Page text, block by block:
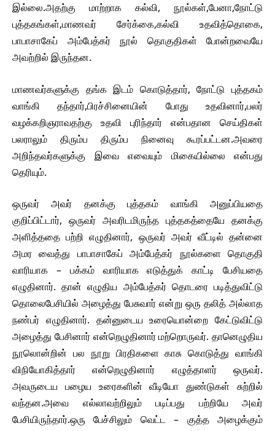
இல்லை.அதற்கு மாற்றாக கல்வி, நூல்கள்,பேனா,நோட்டு
புத்தகங்கள்,மாணவர் சேர்க்கை,கல்வி உதவித்தொகை,
பாபாசாகேப் அம்பேத்கர் நூல் தொகுதிகள் போன்றவையே
அவற்றில் இருந்தன.
மாணவர்களுக்கு தங்க இடம் கொடுத்தார், நோட்டு புத்தகம்
வாங்கி தந்தார்,பிரச்சினையின் போது உதவினார்,பலர்
வழக்கறிஞராவதற்கு உதவி புரிந்தார் என்பதான செய்திகள்
பலராலும் திரும்ப திரும்ப நினைவு கூரப்பட்டன.அவரை
அறிந்தவர்களுக்கு இவை எவையும் மிகையில்லை என்பது
தெரியும்.
ஒருவர் அவர் தனக்கு புத்தகம் வாங்கி அனுப்பியதை
குறிப்பிட்டார், ஒருவர் அவரிடமிருந்த புத்தகத்தையே தனக்கு
அளித்ததை பற்றி எழுதினார், ஒருவர் அவர் வீட்டில் தன்னை
அமர வைத்து பாபாசாகேப் அம்பேத்கர் நூல்களை தொகுதி
வாரியாக – பக்கம் வாரியாக எடுத்துக் காட்டி பேசியதை
எழுதினார். தான் எழுதிய அம்பேத்கர் தொடரை படித்துவிட்டு
தொலைபேசியில் அழைத்து பேசுவார் என்று ஒரு தலித் அல்லாத
நண்பர் எழுதினார். தன்னுடைய உரையொன்றை கேட்டுவிட்டு
அழைத்து பேசினார் என்றெழுதினார் மற்றொருவர். தானெழுதிய
நூலொன்றின் பல நூறு பிரதிகளை காசு கொடுத்து வாங்கி
விநியோகித்தார் என்றெழுதினார் எழுத்தாளர் ஒருவர்.
அவருடைய பழைய உரைகளின் வீடியோ துண்டுகள் சுற்றில்
வந்தன.அவை எல்லாவற்றிலும் படிப்பது பற்றியே அவர்
பேசியிருந்தார்.ஒரு பேச்சிலும் வெட்ட – குத்த அழைக்கும்